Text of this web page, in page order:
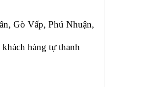
Gò Vấp, Phú Nhuận,
hàng tự thanh